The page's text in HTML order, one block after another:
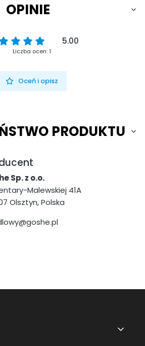
OPINIE
5.00
Liczba ocen: 1
Oceń i opisz
PRODUKTU
Sp. z o.o.
Malewskiej 41A
Olsztyn, Polska